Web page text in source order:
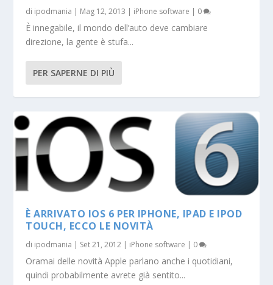
di ipodmania | Mag 12, 2013 | iPhone software | 0
È innegabile, il mondo dell’auto deve cambiare
direzione, la gente è stufa...
PER SAPERNE DI PIÙ
È ARRIVATO IOS 6 PER IPHONE, IPAD E IPOD
TOUCH, ECCO LE NOVITÀ
di ipodmania | Set 21, 2012 | iPhone software | 0
Oramai delle novità Apple parlano anche i quotidiani,
quindi probabilmente avrete già sentito...